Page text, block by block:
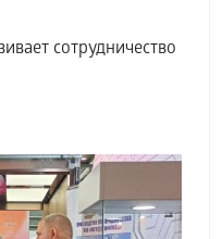
сотрудничество